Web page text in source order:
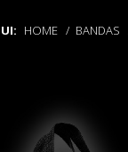
HOME BANDAS